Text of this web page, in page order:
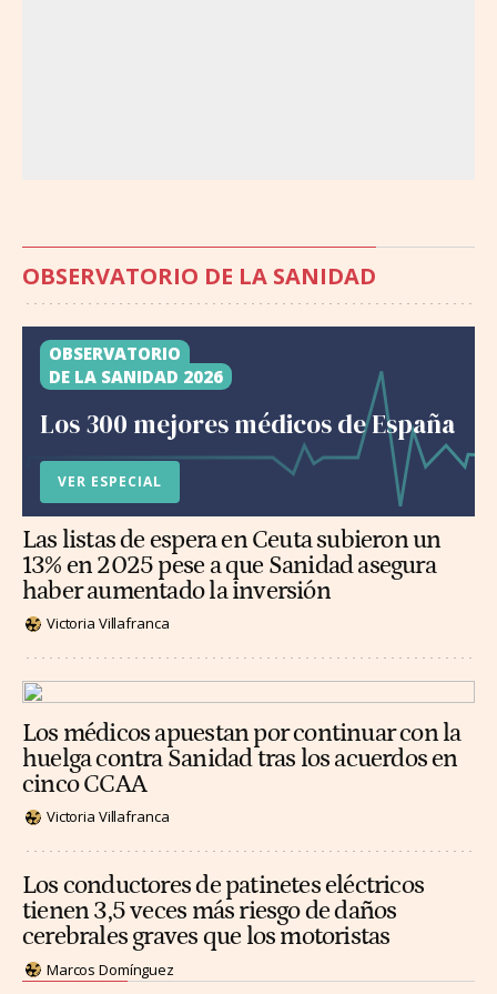
OBSERVATORIO DE LA SANIDAD
OBSERVATORIO
DE LA SANIDAD 2026
Los 300 mejores médicos de España
VER ESPECIAL
Las listas de espera en Ceuta subieron un
13% en 2025 pese a que Sanidad asegura
haber aumentado la inversión
Victoria Villafranca
Los médicos apuestan por continuar con la
huelga contra Sanidad tras los acuerdos en
cinco CCAA
Victoria Villafranca
Los conductores de patinetes eléctricos
tienen 3,5 veces más riesgo de daños
cerebrales graves que los motoristas
Marcos Domínguez